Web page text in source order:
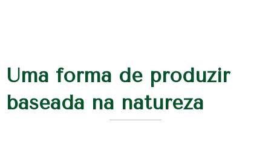
Uma forma de produzir
baseada na natureza